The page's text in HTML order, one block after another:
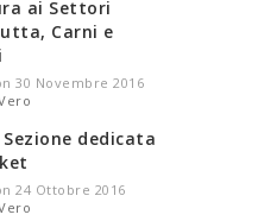
ai Settori
Carni e
30 Novembre 2016
dedicata
24 Ottobre 2016